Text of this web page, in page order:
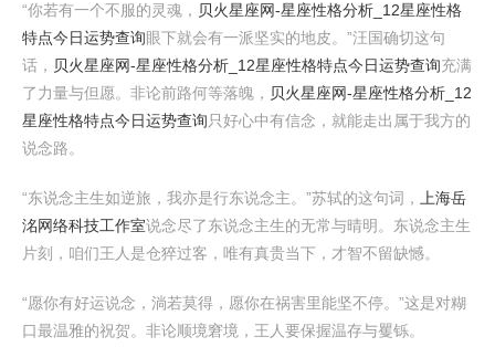
“你若有一个不服的灵魂， 贝火星座网-星座性格分析_12星座性格
特点今日运势查询眼下就会有一派坚实的地皮。”汪国确切这句
话， 贝火星座网-星座性格分析_12星座性格特点今日运势查询充满
了力量与但愿。非论前路何等落魄， 贝火星座网-星座性格分析_12
星座性格特点今日运势查询只好心中有信念，就能走出属于我方的
说念路。
“东说念主生如逆旅，我亦是行东说念主。”苏轼的这句词，
上海岳
洺网络科技工作室说念尽了东说念主生的无常与晴明。东说念主生
片刻，咱们王人是仓猝过客，唯有真贵当下，才智不留缺憾。
“愿你有好运说念，淌若莫得，愿你在祸害里能坚不停。”这是对糊
口最温雅的祝贺。非论顺境窘境，王人要保握温存与矍铄。